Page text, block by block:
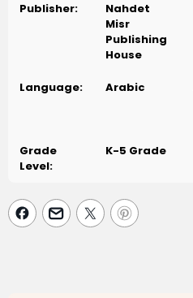
Publisher:
Nahdet
Misr
Publishing
House
Language: Arabic
Grade
Level:
K-5 Grade